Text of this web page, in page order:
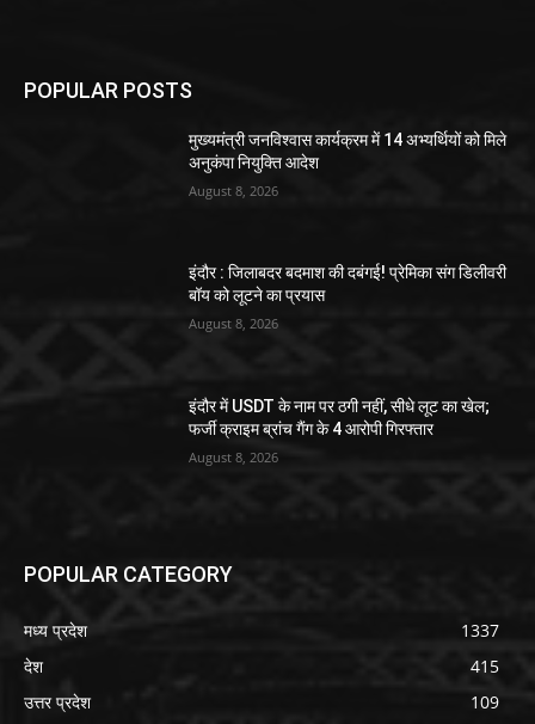
POPULAR POSTS
मुख्यमंत्री जनविश्वास कार्यक्रम में 14 अभ्यर्थियों को मिले
अनुकंपा नियुक्ति आदेश
August 8, 2026
इंदौर : जिलाबदर बदमाश की दबंगई! प्रेमिका संग डिलीवरी
बॉय को लूटने का प्रयास
August 8, 2026
इंदौर में USDT के नाम पर ठगी नहीं, सीधे लूट का खेल;
फर्जी क्राइम ब्रांच गैंग के 4 आरोपी गिरफ्तार
August 8, 2026
POPULAR CATEGORY
मध्य प्रदेश
1337
देश
415
उत्तर प्रदेश
109